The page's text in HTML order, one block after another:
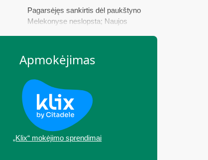
Pagarsėjęs sankirtis dėl paukštyno
Melekonyse neslopsta; Naujos
meldiesi...; Ekstremali situacija jau
paskelbta
Apmokėjimas
„Klix“ mokėjimo sprendimai